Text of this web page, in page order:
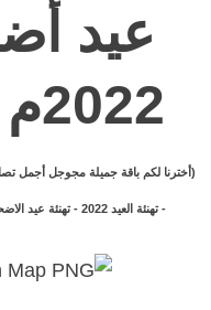
عيد
2022م - 1443هـ
(أخترنا لكم باقة جميلة مجوجل أجمل
-تهنئة العيد 2022 - تهنئة عيد الاضحى